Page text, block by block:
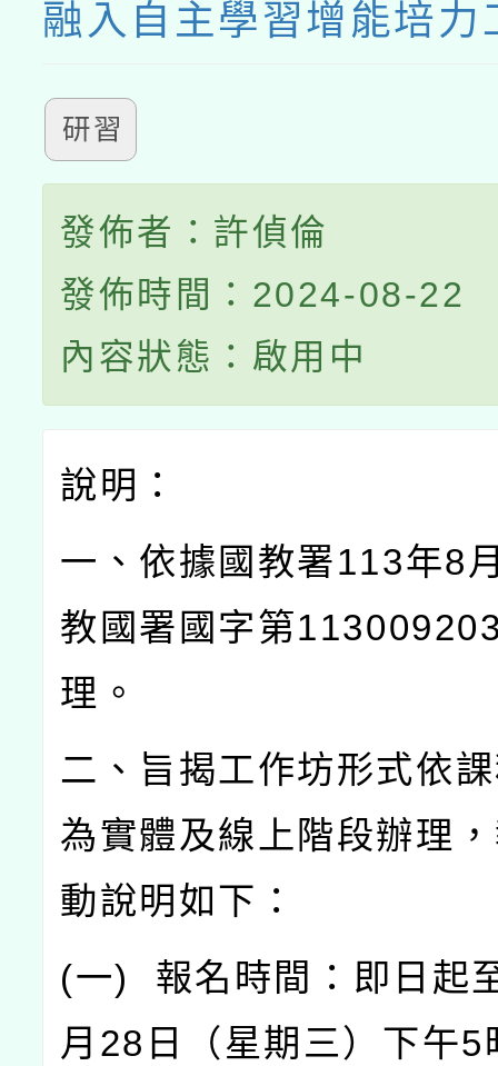
融入自主學習增能培力
研習
發佈者：許偵倫
發佈時間：2024-08-22
內容狀態：啟用中
說明：
一、依據國教署113年8
教國署國字第
理。
二、旨揭工作坊形式依
為實體及線上階段辦理
動說明如下：
(一) 報名時間：即日起
月 28 日（星期三）下午5